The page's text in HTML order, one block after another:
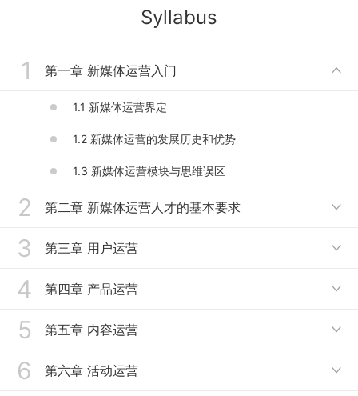
Syllabus
1 第一章 新媒体运营入门 
1.1 新媒体运营界定
1.2 新媒体运营的发展历史和优势
1.3 新媒体运营模块与思维误区
2 第二章 新媒体运营人才的基本要求 
2.1 新媒体运营人才的知识要求
3 第三章 用户运营 
3.1 发现用户
4 第四章 产品运营 
4.1产品运营的概念与特点
5 第五章 内容运营 
5.1内容运营的界定及核心环节
6 第六章 活动运营 